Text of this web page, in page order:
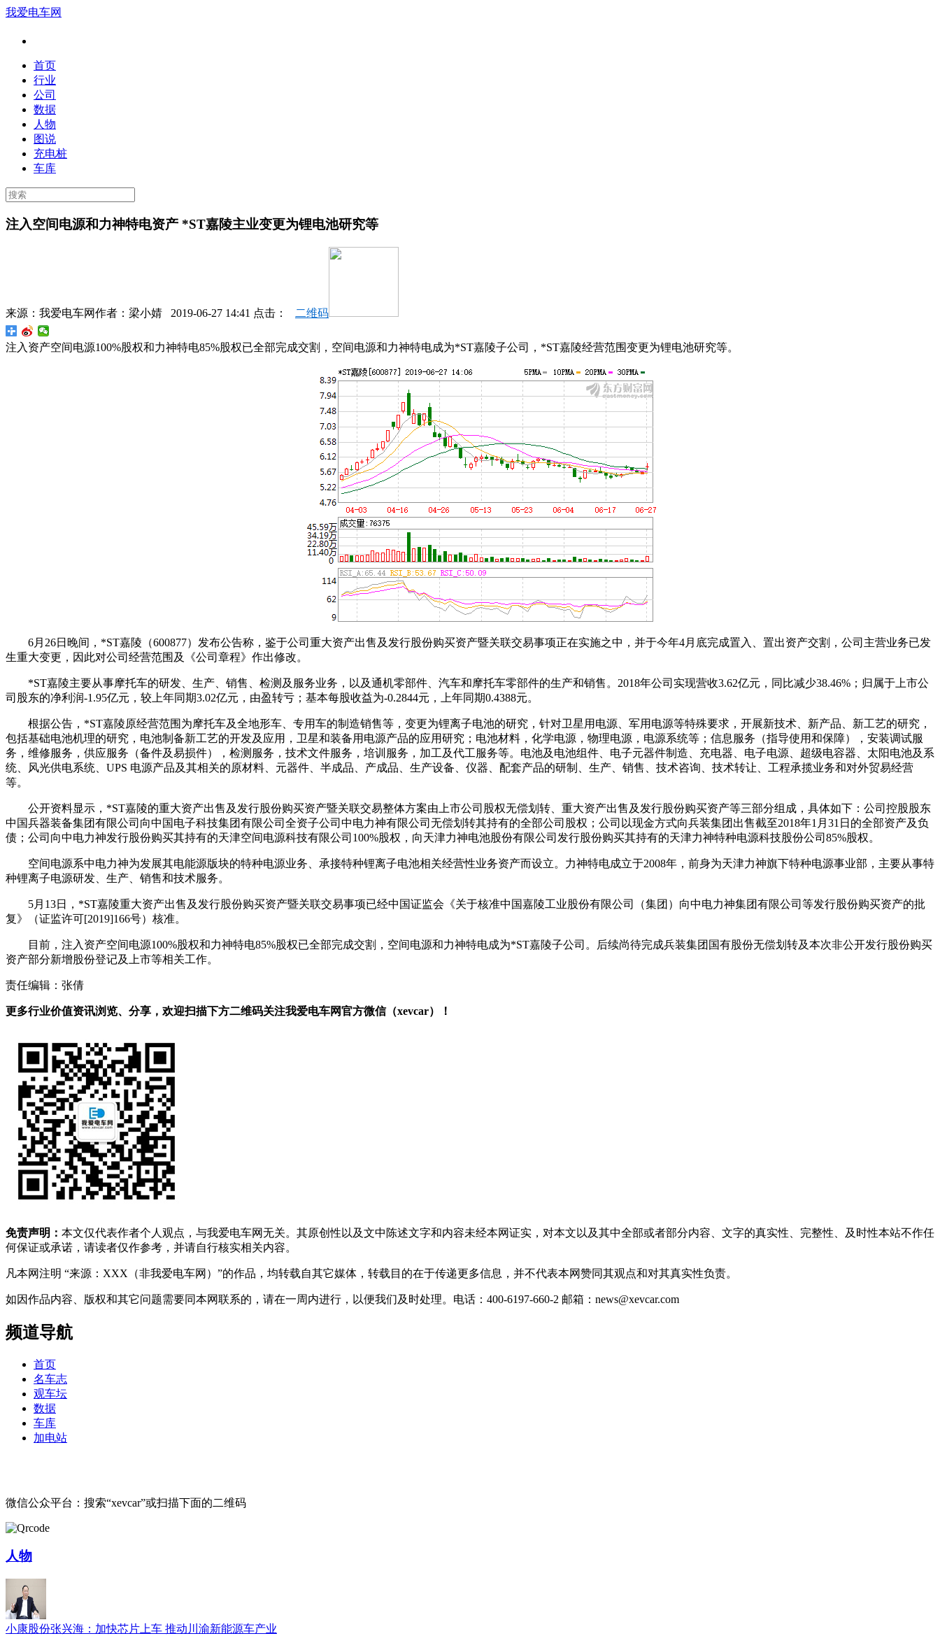
我爱电车网
首页
行业
公司
数据
人物
图说
充电桩
车库
注入空间电源和力神特电资产 *ST嘉陵主业变更为锂电池研究等
来源： 我爱电车网作者： 梁小婧 2019-06-27 14:41 点击： 二维码
注入资产空间电源100%股权和力神特电85%股权已全部完成交割，空间电源和力神特电成为*ST嘉陵子公司，*ST嘉陵经营范围变更为锂电池研究等。
6月26日晚间，*ST嘉陵（600877）发布公告称，鉴于公司重大资产出售及发行股份购买资产暨关联交易事项正在实施之中，并于今年4月底完成置入、置出资产交割，公司主营业务已发
生重大变更，因此对公司经营范围及《公司章程》作出修改。
*ST嘉陵主要从事摩托车的研发、生产、销售、检测及服务业务，以及通机零部件、汽车和摩托车零部件的生产和销售。2018年公司实现营收3.62亿元，同比减少38.46%；归属于上市公
司股东的净利润-1.95亿元，较上年同期3.02亿元，由盈转亏；基本每股收益为-0.2844元，上年同期0.4388元。
根据公告，*ST嘉陵原经营范围为摩托车及全地形车、专用车的制造销售等，变更为锂离子电池的研究，针对卫星用电源、军用电源等特殊要求，开展新技术、新产品、新工艺的研究，
包括基础电池机理的研究，电池制备新工艺的开发及应用，卫星和装备用电源产品的应用研究；电池材料，化学电源，物理电源，电源系统等；信息服务（指导使用和保障），安装调试服
务，维修服务，供应服务（备件及易损件），检测服务，技术文件服务，培训服务，加工及代工服务等。电池及电池组件、电子元器件制造、充电器、电子电源、超级电容器、太阳电池及系
统、风光供电系统、UPS 电源产品及其相关的原材料、元器件、半成品、产成品、生产设备、仪器、配套产品的研制、生产、销售、技术咨询、技术转让、工程承揽业务和对外贸易经营
等。
公开资料显示，*ST嘉陵的重大资产出售及发行股份购买资产暨关联交易整体方案由上市公司股权无偿划转、重大资产出售及发行股份购买资产等三部分组成，具体如下：公司控股股东
中国兵器装备集团有限公司向中国电子科技集团有限公司全资子公司中电力神有限公司无偿划转其持有的全部公司股权；公司以现金方式向兵装集团出售截至2018年1月31日的全部资产及负
债；公司向中电力神发行股份购买其持有的天津空间电源科技有限公司100%股权，向天津力神电池股份有限公司发行股份购买其持有的天津力神特种电源科技股份公司85%股权。
空间电源系中电力神为发展其电能源版块的特种电源业务、承接特种锂离子电池相关经营性业务资产而设立。力神特电成立于2008年，前身为天津力神旗下特种电源事业部，主要从事特
种锂离子电源研发、生产、销售和技术服务。
5月13日，*ST嘉陵重大资产出售及发行股份购买资产暨关联交易事项已经中国证监会《关于核准中国嘉陵工业股份有限公司（集团）向中电力神集团有限公司等发行股份购买资产的批
复》（证监许可[2019]166号）核准。
目前，注入资产空间电源100%股权和力神特电85%股权已全部完成交割，空间电源和力神特电成为*ST嘉陵子公司。后续尚待完成兵装集团国有股份无偿划转及本次非公开发行股份购买
资产部分新增股份登记及上市等相关工作。
责任编辑：张倩
更多行业价值资讯浏览、分享，欢迎扫描下方二维码关注我爱电车网官方微信（xevcar）！
免责声明： 本文仅代表作者个人观点，与我爱电车网无关。其原创性以及文中陈述文字和内容未经本网证实，对本文以及其中全部或者部分内容、文字的真实性、完整性、及时性本站不作任
何保证或承诺，请读者仅作参考，并请自行核实相关内容。
凡本网注明 “来源：XXX（非我爱电车网）”的作品，均转载自其它媒体，转载目的在于传递更多信息，并不代表本网赞同其观点和对其真实性负责。
如因作品内容、版权和其它问题需要同本网联系的，请在一周内进行，以便我们及时处理。电话：400-6197-660-2 邮箱：news@xevcar.com
频道导航
首页
名车志
观车坛
数据
车库
加电站
微信公众平台：搜索“xevcar”或扫描下面的二维码
人物
小康股份张兴海：加快芯片上车 推动川渝新能源车产业